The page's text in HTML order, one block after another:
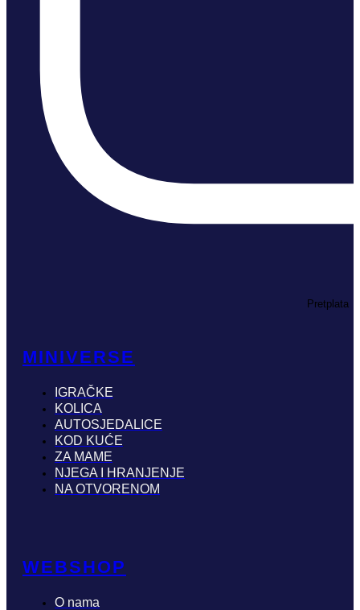
Pretplata
MINIVERSE
IGRAČKE
KOLICA
AUTOSJEDALICE
KOD KUĆE
ZA MAME
NJEGA I HRANJENJE
NA OTVORENOM
WEBSHOP
O nama